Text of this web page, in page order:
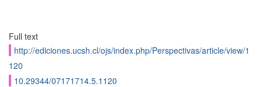
Full text
http://ediciones.ucsh.cl/ojs/index.php/Perspectivas/article/view/1
120
10.29344/07171714.5.1120